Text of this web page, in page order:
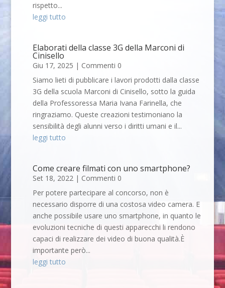
rispetto...
leggi tutto
Elaborati della classe 3G della Marconi di
Cinisello
Giu 17, 2025 | Commenti 0
Siamo lieti di pubblicare i lavori prodotti dalla classe
3G della scuola Marconi di Cinisello, sotto la guida
della Professoressa Maria Ivana Farinella, che
ringraziamo. Queste creazioni testimoniano la
sensibilità degli alunni verso i diritti umani e il...
leggi tutto
Come creare filmati con uno smartphone?
Set 18, 2022 | Commenti 0
Per potere partecipare al concorso, non è
necessario disporre di una costosa video camera. E
anche possibile usare uno smartphone, in quanto le
evoluzioni tecniche di questi apparecchi li rendono
capaci di realizzare dei video di buona qualità.È
importante però...
leggi tutto